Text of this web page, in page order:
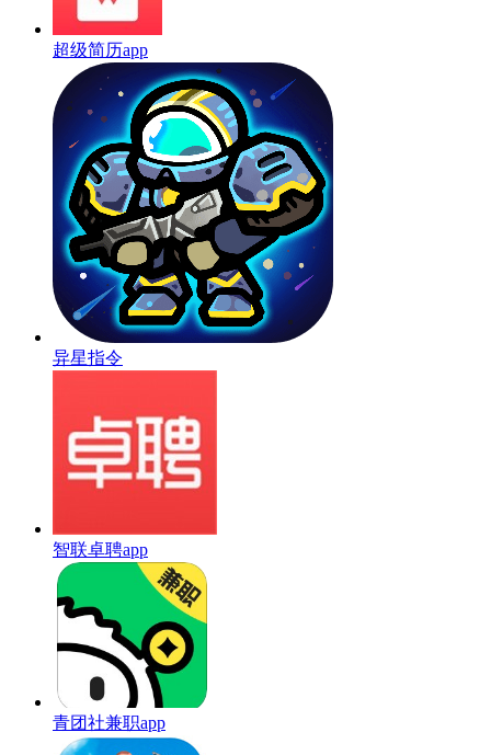
超级简历app
异星指令
智联卓聘app
青团社兼职app